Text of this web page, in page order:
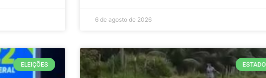
6 de agosto de 2026
ELEIÇÕES ESTADO